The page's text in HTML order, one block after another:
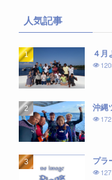
人気記事
４月
沖縄
172
プラ
127